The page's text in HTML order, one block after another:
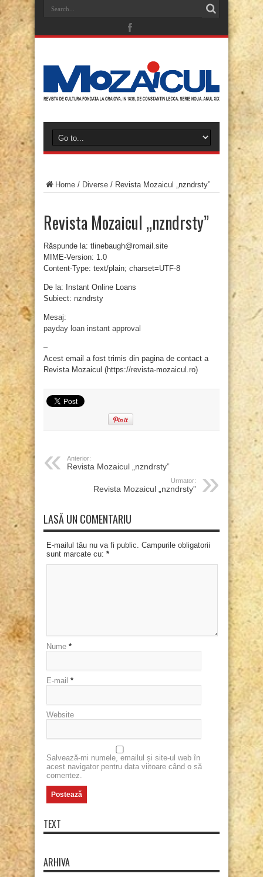
Home / Diverse / Revista Mozaicul „nzndrsty”
Revista Mozaicul „nzndrsty”
Răspunde la: tlinebaugh@romail.site
MIME-Version: 1.0
Content-Type: text/plain; charset=UTF-8
De la: Instant Online Loans
Subiect: nzndrsty
Mesaj:
payday loan instant approval
–
Acest email a fost trimis din pagina de contact a
Revista Mozaicul (https://revista-mozaicul.ro)
Anterior:
Revista Mozaicul „nzndrsty”
Urmator:
Revista Mozaicul „nzndrsty”
LASĂ UN COMENTARIU
E-mailul tău nu va fi public. Campurile obligatorii
sunt marcate cu: *
Nume *
E-mail *
Website
Salvează-mi numele, emailul și site-ul web în
acest navigator pentru data viitoare când o să
comentez.
TEXT
ARHIVA